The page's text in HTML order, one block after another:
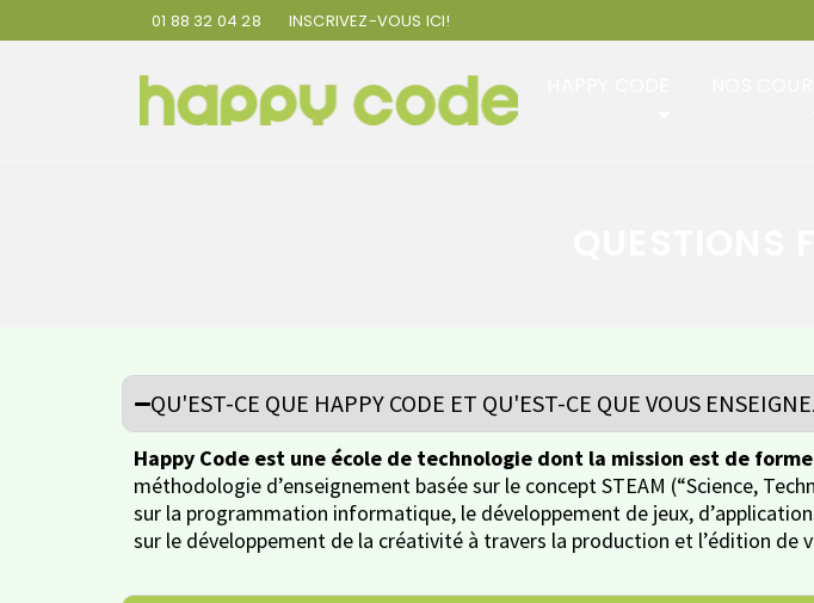
01 88 32 04 28 INSCRIVEZ-VOUS ICI!
QU'EST-CE QUE HAPPY CODE ET QU'EST-CE QUE VOUS
Happy Code est une école de technologie dont la mission est de
méthodologie d’enseignement basée sur le concept STEAM (“Science,
sur la programmation informatique, le développement de jeux,
sur le développement de la créativité à travers la production et l’édition de